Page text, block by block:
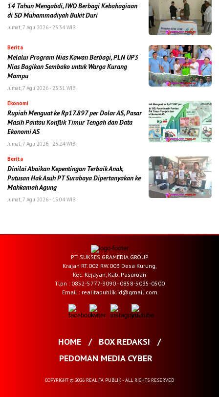
14 Tahun Mengabdi, IWO Berbagi Kebahagiaan
di SD Muhammadiyah Bukit Duri
Jumat, 7 Agu 2026 - 23:34 WIB
Berita
Melalui Program Nias Kawan Berbagi, PLN UP3
Nias Bagikan Sembako untuk Warga Kurang
Mampu
Jumat, 7 Agu 2026 - 23:31 WIB
Ekonomi
Rupiah Menguat ke Rp17.897 per Dolar AS, Pasar
Masih Pantau Konflik Timur Tengah dan Data
Ekonomi AS
Jumat, 7 Agu 2026 - 23:24 WIB
Berita
Dinilai Abaikan Kepentingan Terbaik Anak,
Putusan Hak Asuh PT Surabaya Dipertanyakan ke
Mahkamah Agung
Jumat, 7 Agu 2026 - 15:04 WIB
PT. SUKSES GRAMEDIA GROUP
Krajan RT.002 RW.003 Desa Kurung,
Kec. Kejayan, Kab. Pasuruan
Tlpn : 0852-5777-3090 - 0858-5035-0500
Email : realitapublik.id@gmail.com
HOME
BOX REDAKSI
PEDOMAN MEDIA CYBER
COPYRIGHT © 2026 REALITA PUBLIK - ALL RIGHTS RESERVED